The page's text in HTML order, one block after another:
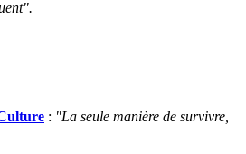
: "La seule manière de survivre,